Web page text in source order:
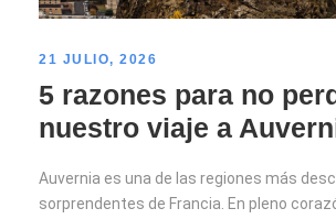
21 JULIO, 2026
5 razones para no
nuestro viaje a
Auvernia es una de las regiones más
sorprendentes de Francia. En pleno